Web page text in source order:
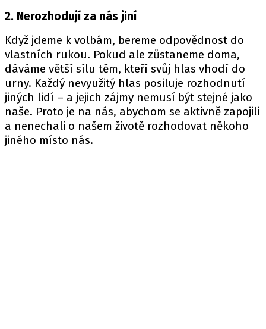
2. Nerozhodují za nás jiní
Když jdeme k volbám, bereme odpovědnost do
vlastních rukou. Pokud ale zůstaneme doma,
dáváme větší sílu těm, kteří svůj hlas vhodí do
urny. Každý nevyužitý hlas posiluje rozhodnutí
jiných lidí – a jejich zájmy nemusí být stejné jako
naše. Proto je na nás, abychom se aktivně zapojili
a nenechali o našem životě rozhodovat někoho
jiného místo nás.